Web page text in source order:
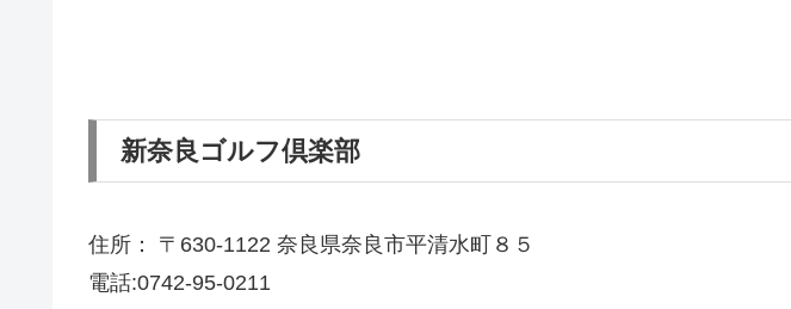
新奈良ゴルフ倶楽部
住所： 〒630-1122 奈良県奈良市平清水町８５
電話:0742-95-0211